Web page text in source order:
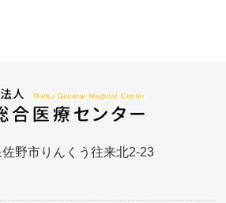
野市りんくう往来北2-23